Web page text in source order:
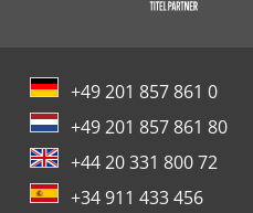
+49 201 857 861 0
+49 201 857 861 80
+44 20 331 800 72
+34 911 433 456